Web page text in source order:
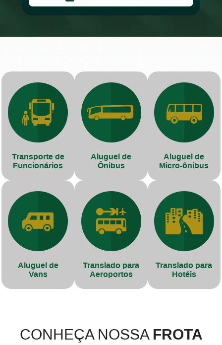
Transporte de
Funcionários
Aluguel de
Ônibus
Aluguel de
Micro-ônibus
Aluguel de
Vans
Translado para
Aeroportos
Translado para
Hotéis
CONHEÇA NOSSA FROTA